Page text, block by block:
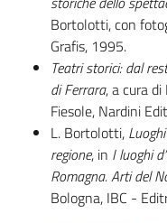
Bortolotti, con
Grafis, 1995.
Teatri storici: dal
di Ferrara, a cura
Fiesole, Nardini
L. Bortolotti,
regione, in I luoghi
Romagna. Arti del
Bologna, IBC -